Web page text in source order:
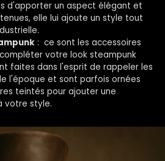
d'apporter un aspect élégant et
elle lui ajoute un style tout
: ce sont les accessoires
votre look steampunk
faites dans l'esprit de rappeler les
l'époque et sont parfois ornées
teintés pour ajouter une
votre style.